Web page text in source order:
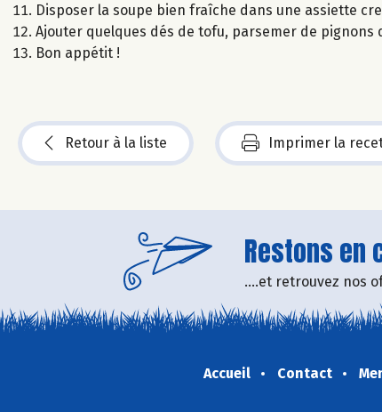
Disposer la soupe bien fraîche dans une assiette
Ajouter quelques dés de tofu, parsemer de
Bon appétit !
Retour à la liste Imprimer la
Restons en
....et retrouvez nos
Accueil Contact